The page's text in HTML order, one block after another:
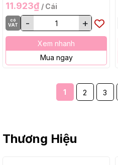
11.923₫ / Cái
có
VAT
- +
Xem nhanh
Mua ngay
1 2 3
Thương Hiệu